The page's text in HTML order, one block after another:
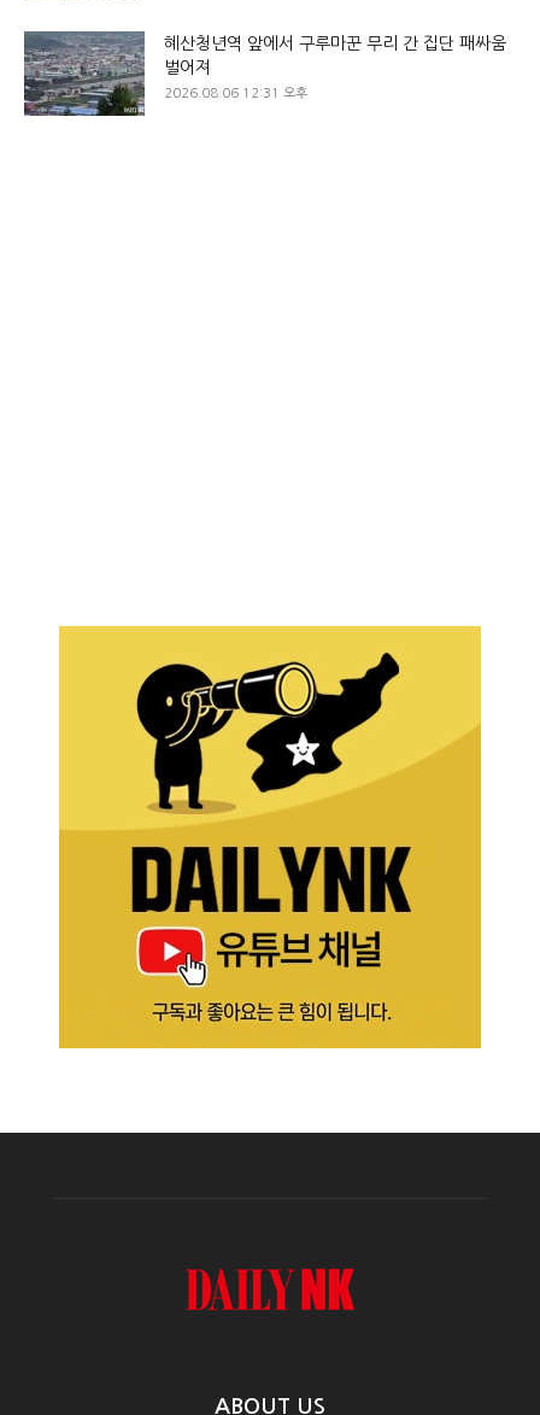
혜산청년역 앞에서 구루마꾼 무리 간 집단 패싸움
벌어져
2026.08.06 12:31 오후
ABOUT US